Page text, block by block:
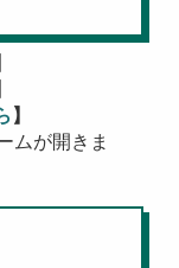
】
ムが開きま